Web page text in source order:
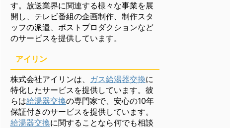
す。放送業界に関連する様々な事業を展
開し、テレビ番組の企画制作、制作スタ
ッフの派遣、ポストプロダクションなど
のサービスを提供しています。
アイリン
株式会社アイリンは、 ガス給湯器交換に
特化したサービスを提供しています。彼
らは給湯器交換の専門家で、安心の10年
保証付きのサービスを提供しています。
給湯器交換に関することなら何でも相談